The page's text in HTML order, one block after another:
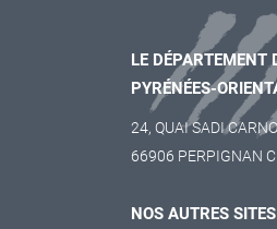
LE DÉPARTEMENT
PYRÉNÉES-
24, QUAI SADI
66906 PERPIGNAN
NOS AUTRES